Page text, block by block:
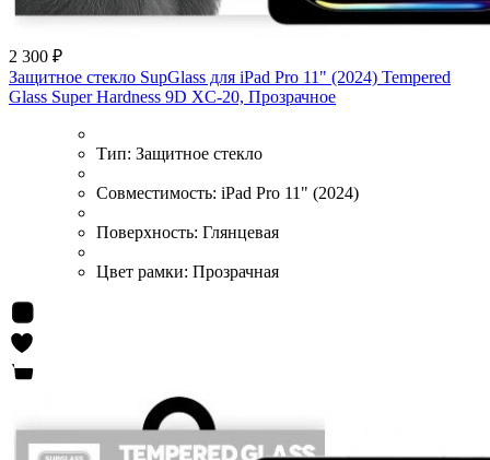
2 300 ₽
Защитное стекло SupGlass для iPad Pro 11" (2024) Tempered
Glass Super Hardness 9D XC-20, Прозрачное
Тип: Защитное стекло
Совместимость: iPad Pro 11" (2024)
Поверхность: Глянцевая
Цвет рамки: Прозрачная